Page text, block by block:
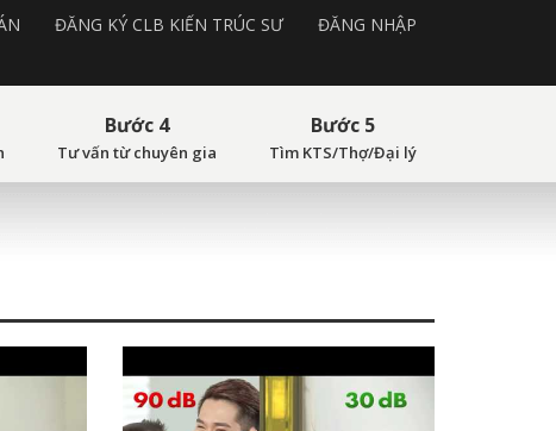
ĐĂNG KÝ CLB KIẾN TRÚC SƯ ĐĂNG NHẬP
Bước 4
Tư vấn từ chuyên gia
Bước 5
Tìm KTS/Thợ/Đại lý